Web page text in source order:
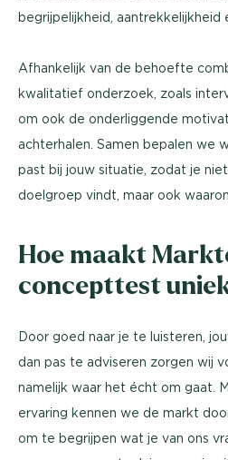
begrijpelijkheid, aantrekkelijkheid
Afhankelijk van de behoefte
kwalitatief onderzoek, zoals
om ook de onderliggende
achterhalen. Samen bepalen we
past bij jouw situatie, zodat je
doelgroep vindt, maar ook
Hoe maakt
concepttest
Door goed naar je te luisteren,
dan pas te adviseren zorgen wij
namelijk waar het écht om gaat.
ervaring kennen we de markt
om te begrijpen wat je van ons